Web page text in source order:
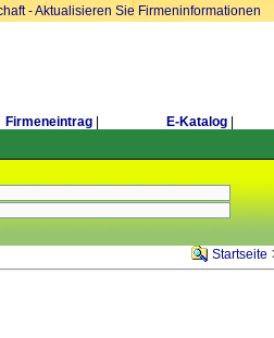
-Aktualisieren Sie Firmeninformationen
Firmeneintrag E-Katalog
Startseite